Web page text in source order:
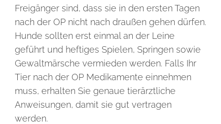
Freigänger sind, dass sie in den ersten Tagen
nach der OP nicht nach draußen gehen dürfen.
Hunde sollten erst einmal an der Leine
geführt und heftiges Spielen, Springen sowie
Gewaltmärsche vermieden werden. Falls Ihr
Tier nach der OP Medikamente einnehmen
muss, erhalten Sie genaue tierärztliche
Anweisungen, damit sie gut vertragen
werden.